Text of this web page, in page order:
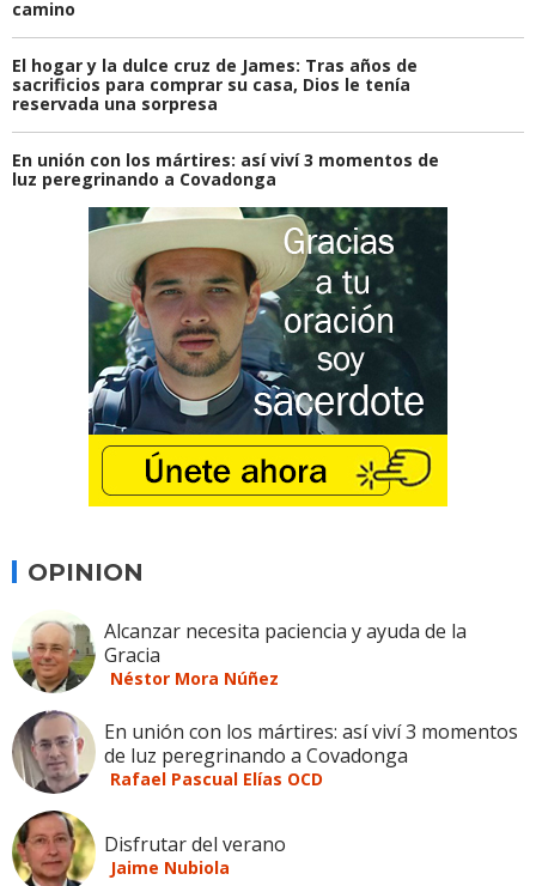
camino
El hogar y la dulce cruz de James: Tras años de
sacrificios para comprar su casa, Dios le tenía
reservada una sorpresa
En unión con los mártires: así viví 3 momentos de
luz peregrinando a Covadonga
OPINION
Alcanzar necesita paciencia y ayuda de la
Gracia
Néstor Mora Núñez
En unión con los mártires: así viví 3 momentos
de luz peregrinando a Covadonga
Rafael Pascual Elías OCD
Disfrutar del verano
Jaime Nubiola